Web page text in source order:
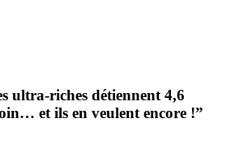
ultra-riches détiennent 4,6
et ils en veulent encore !”